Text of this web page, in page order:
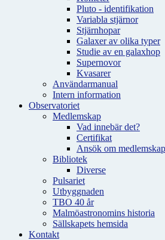
Pluto - identifikation
Variabla stjärnor
Stjärnhopar
Galaxer av olika typer
Studie av en galaxhop
Supernovor
Kvasarer
Användarmanual
Intern information
Observatoriet
Medlemskap
Vad innebär det?
Certifikat
Ansök om medlemskap
Bibliotek
Diverse
Pulsariet
Utbyggnaden
TBO 40 år
Malmöastronomins historia
Sällskapets hemsida
Kontakt